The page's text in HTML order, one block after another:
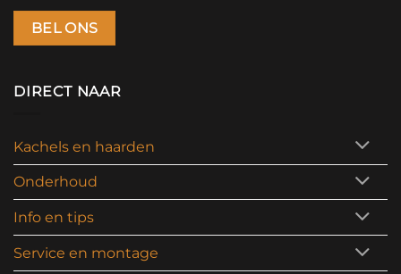
BEL ONS
DIRECT NAAR
Kachels en haarden
Onderhoud
Info en tips
Service en montage